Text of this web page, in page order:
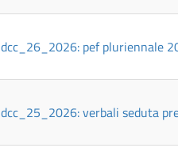
dcc_26_2026: pef pluriennale
dcc_25_2026: verbali seduta